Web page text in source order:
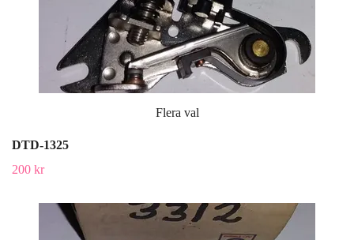
Flera val
DTD-1325
200 kr